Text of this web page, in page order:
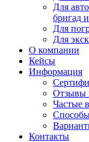
Для
бригад
Для
Для
О компании
Кейсы
Информация
Отзывы
Частые
Контакты